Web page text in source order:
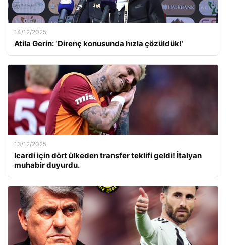
14/12/2025
Atila Gerin: ‘Direnç konusunda hızla çözüldük!’
13/12/2025
Icardi için dört ülkeden transfer teklifi geldi! İtalyan
muhabir duyurdu.